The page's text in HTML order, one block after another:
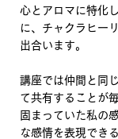
心とアロマに特化
に、チャクラヒー
出合います。
講座では仲間と同
て共有することが
固まっていた私の
な感情を表現でき